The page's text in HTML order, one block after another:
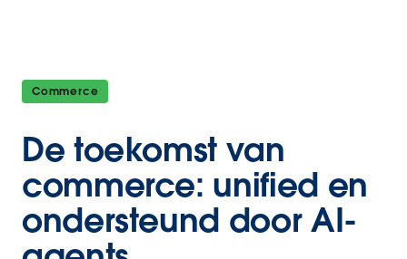
Commerce
De toekomst van
commerce: unified en
ondersteund door AI-